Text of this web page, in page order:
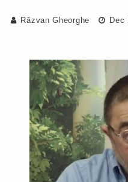
Răzvan Gheorghe Dec